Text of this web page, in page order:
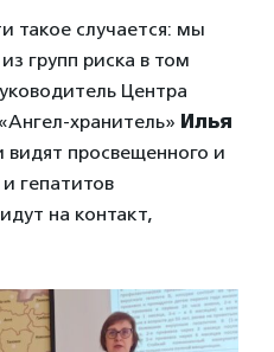
такое случается: мы
групп риска в том
Центра
хранитель» Илья
видят просвещенного и
гепатитов
на контакт,